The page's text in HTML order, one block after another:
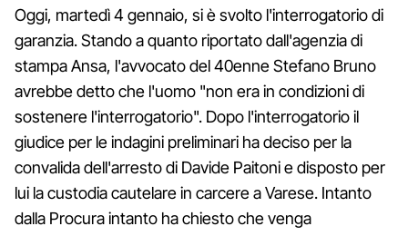
Oggi, martedì 4 gennaio, si è svolto l'interrogatorio di
garanzia. Stando a quanto riportato dall'agenzia di
stampa Ansa, l'avvocato del 40enne Stefano Bruno
avrebbe detto che l'uomo "non era in condizioni di
sostenere l'interrogatorio". Dopo l'interrogatorio il
giudice per le indagini preliminari ha deciso per la
convalida dell'arresto di Davide Paitoni e disposto per
lui la custodia cautelare in carcere a Varese. Intanto
dalla Procura intanto ha chiesto che venga